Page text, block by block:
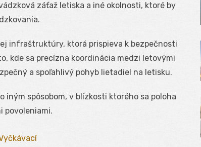
záťaž letiska a iné okolnosti, ktoré by
infraštruktúry, ktorá prispieva k bezpečnosti
kde sa precízna koordinácia medzi letovými
a spoľahlivý pohyb lietadiel na letisku.
spôsobom, v blízkosti ktorého sa poloha
povoleniami.